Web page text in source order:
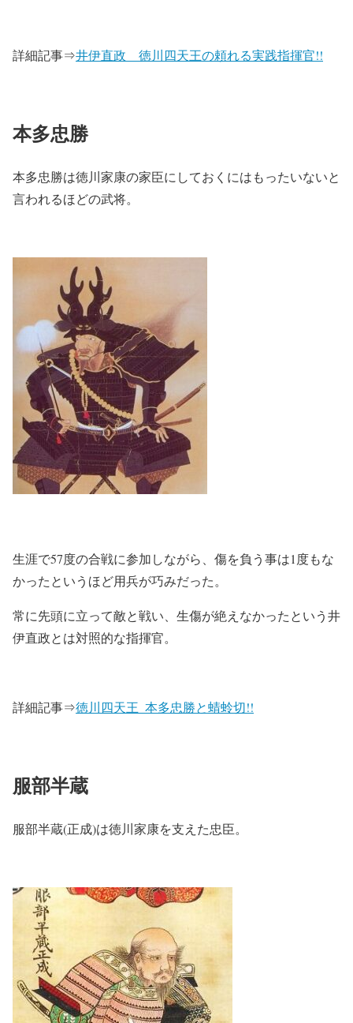
詳細記事⇒井伊直政＿徳川四天王の頼れる実践指揮官!!
本多忠勝
本多忠勝は徳川家康の家臣にしておくにはもったいないと
言われるほどの武将。
生涯で57度の合戦に参加しながら、傷を負う事は1度もな
かったというほど用兵が巧みだった。
常に先頭に立って敵と戦い、生傷が絶えなかったという井
伊直政とは対照的な指揮官。
詳細記事⇒徳川四天王_本多忠勝と蜻蛉切!!
服部半蔵
服部半蔵(正成)は徳川家康を支えた忠臣。